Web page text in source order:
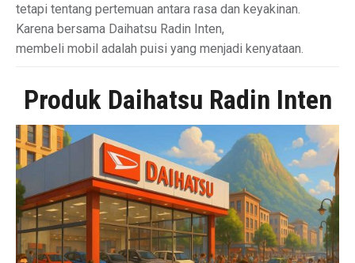
tetapi tentang pertemuan antara rasa dan keyakinan.
Karena bersama Daihatsu Radin Inten,
membeli mobil adalah puisi yang menjadi kenyataan.
Produk Daihatsu Radin Inten